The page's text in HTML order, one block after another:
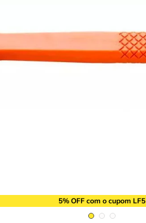
5% OFF com o cupom LF5